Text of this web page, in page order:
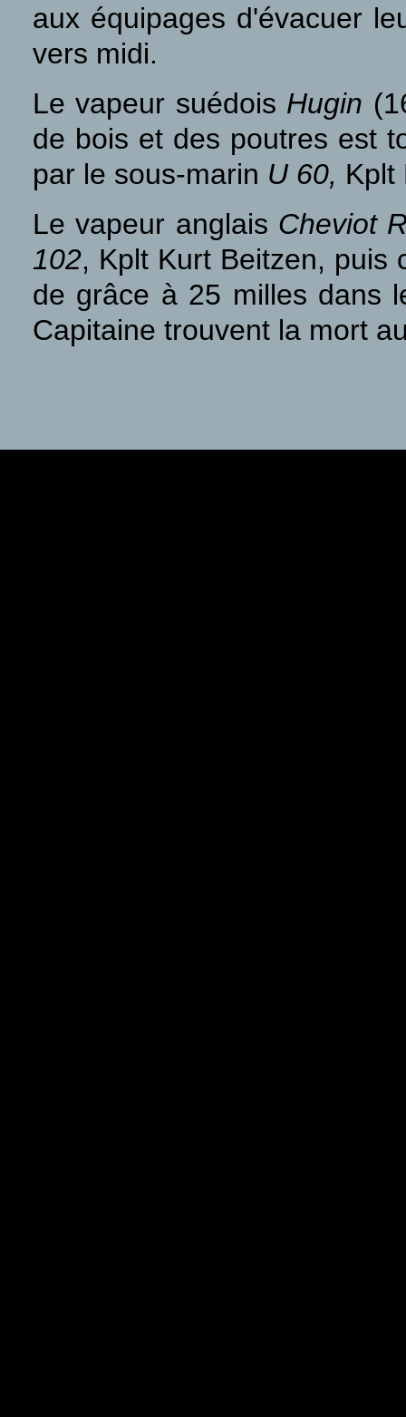
aux équipages d'évacuer
vers midi.
Le vapeur suédois Hugin
de bois et des poutres est
par le sous-marin U 60, Kplt
Le vapeur anglais Cheviot
102, Kplt Kurt Beitzen, puis
de grâce à 25 milles dans
Capitaine trouvent la mort